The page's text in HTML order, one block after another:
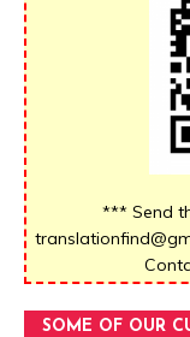
*** Send
SOME OF OUR